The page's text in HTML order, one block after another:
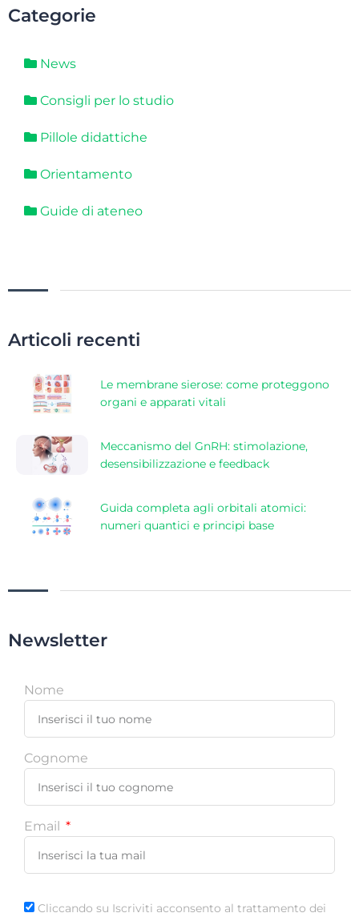
Categorie
News
Consigli per lo studio
Pillole didattiche
Orientamento
Guide di ateneo
Articoli recenti
Le membrane sierose: come proteggono
organi e apparati vitali
Meccanismo del GnRH: stimolazione,
desensibilizzazione e feedback
Guida completa agli orbitali atomici:
numeri quantici e principi base
Newsletter
Nome
Cognome
Email
Cliccando su Iscriviti acconsento al trattamento dei